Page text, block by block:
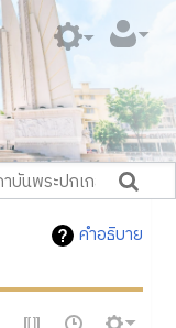
คำอธิบาย